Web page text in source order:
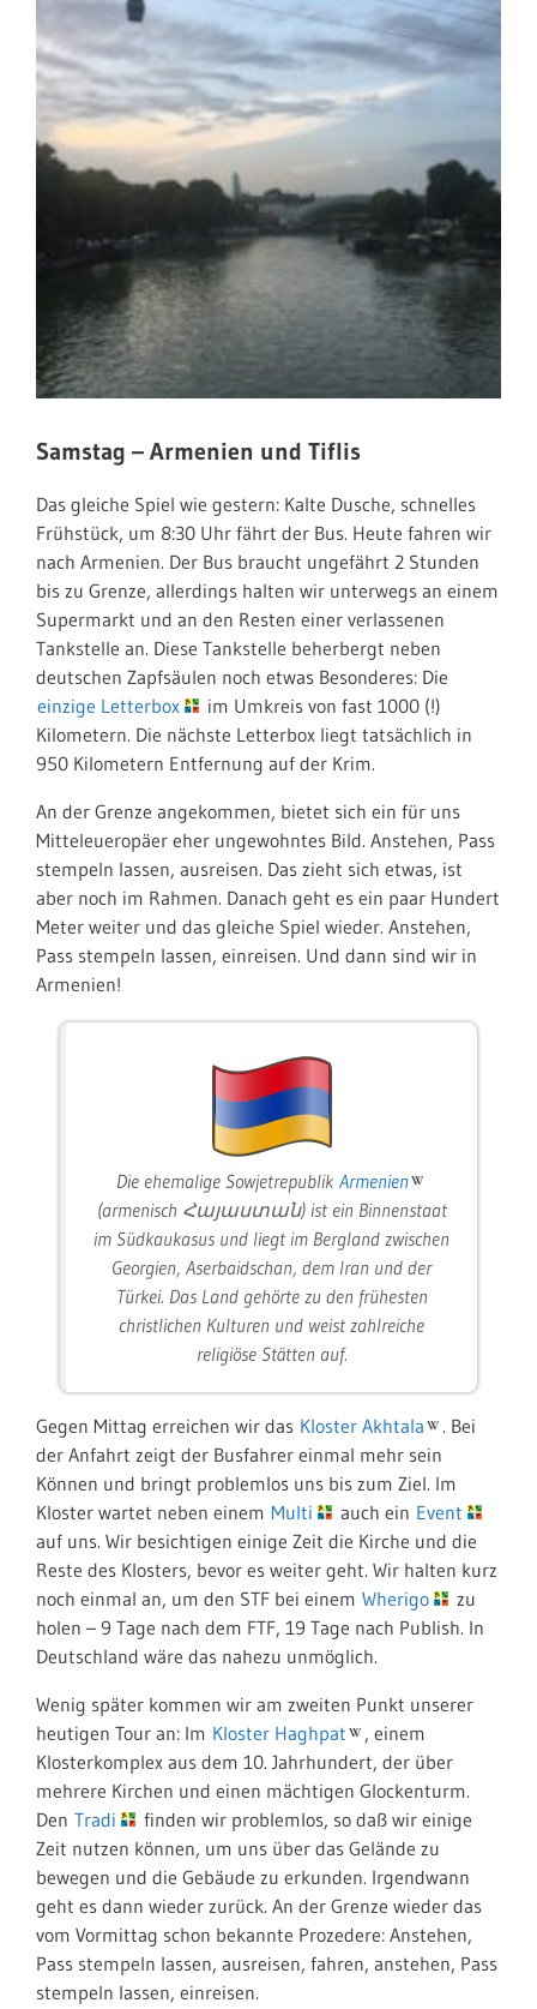
Samstag – Armenien und Tiflis
Das gleiche Spiel wie gestern: Kalte Dusche, schnelles
Frühstück, um 8:30 Uhr fährt der Bus. Heute fahren wir
nach Armenien. Der Bus braucht ungefährt 2 Stunden
bis zu Grenze, allerdings halten wir unterwegs an einem
Supermarkt und an den Resten einer verlassenen
Tankstelle an. Diese Tankstelle beherbergt neben
deutschen Zapfsäulen noch etwas Besonderes: Die
einzige Letterbox
im Umkreis von fast 1000 (!)
Kilometern. Die nächste Letterbox liegt tatsächlich in
950 Kilometern Entfernung auf der Krim.
An der Grenze angekommen, bietet sich ein für uns
Mitteleueropäer eher ungewohntes Bild. Anstehen, Pass
stempeln lassen, ausreisen. Das zieht sich etwas, ist
aber noch im Rahmen. Danach geht es ein paar Hundert
Meter weiter und das gleiche Spiel wieder. Anstehen,
Pass stempeln lassen, einreisen. Und dann sind wir in
Armenien!
Die ehemalige Sowjetrepublik Armenien
(armenisch Հայաստան) ist ein Binnenstaat
im Südkaukasus und liegt im Bergland zwischen
Georgien, Aserbaidschan, dem Iran und der
Türkei. Das Land gehörte zu den frühesten
christlichen Kulturen und weist zahlreiche
religiöse Stätten auf.
Gegen Mittag erreichen wir das Kloster Akhtala
. Bei
der Anfahrt zeigt der Busfahrer einmal mehr sein
Können und bringt problemlos uns bis zum Ziel. Im
Kloster wartet neben einem Multi auch ein Event
auf uns. Wir besichtigen einige Zeit die Kirche und die
Reste des Klosters, bevor es weiter geht. Wir halten kurz
noch einmal an, um den STF bei einem Wherigo
zu
holen – 9 Tage nach dem FTF, 19 Tage nach Publish. In
Deutschland wäre das nahezu unmöglich.
Wenig später kommen wir am zweiten Punkt unserer
heutigen Tour an: Im Kloster Haghpat
, einem
Klosterkomplex aus dem 10. Jahrhundert, der über
mehrere Kirchen und einen mächtigen Glockenturm.
Den Tradi
finden wir problemlos, so daß wir einige
Zeit nutzen können, um uns über das Gelände zu
bewegen und die Gebäude zu erkunden. Irgendwann
geht es dann wieder zurück. An der Grenze wieder das
vom Vormittag schon bekannte Prozedere: Anstehen,
Pass stempeln lassen, ausreisen, fahren, anstehen, Pass
stempeln lassen, einreisen.